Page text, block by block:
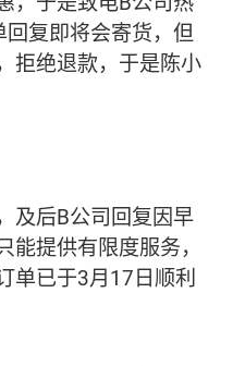
复即将会寄货，但
拒绝退款，于是陈小
及后B公司回复因早
提供有限度服务，
单已于3月17日顺利